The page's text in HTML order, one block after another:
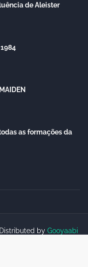
de Aleister
as formações da
by Gooyaabi